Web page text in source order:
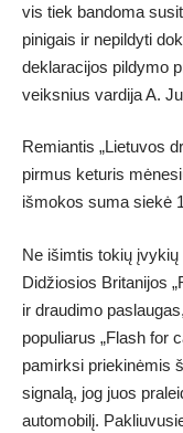
vis tiek bandoma
pinigais ir nepildyti
deklaracijos pildymo
veiksnius vardija A.
Remiantis „Lietuvos
pirmus keturis
išmokos suma siekė
Ne išimtis tokių
Didžiosios Britanijos
ir draudimo
populiarus „Flash for
pamirksi priekinėmis
signalą, jog juos
automobilį.